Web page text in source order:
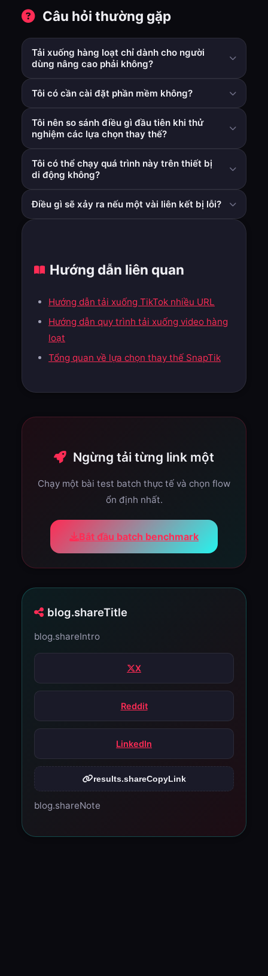
Câu hỏi thường gặp
Tải xuống hàng loạt chỉ dành cho người
dùng nâng cao phải không?
Không. Ngay cả người dùng thông thường cũng được
hưởng lợi khi họ cần xử lý nhiều liên kết trong một
phiên.
Tôi có cần cài đặt phần mềm không?
Không. Quy trình công việc cốt lõi chạy trong trình
duyệt mà không cần cài đặt các công cụ trên máy tính
để bàn.
Tôi nên so sánh điều gì đầu tiên khi thử
nghiệm các lựa chọn thay thế?
Bắt đầu với thời gian hoàn thành mỗi đợt, số lần thử lại
và tính nhất quán đầu ra.
Tôi có thể chạy quá trình này trên thiết bị
di động không?
Có, nhưng đối với các nhóm lớn hơn, nhiều nhóm thích
máy tính để bàn hơn để quản lý liên kết dễ dàng hơn.
Điều gì sẽ xảy ra nếu một vài liên kết bị lỗi?
Chỉ thử lại các mục không thành công. Bạn thường
Hướng dẫn liên quan
Hướng dẫn tải xuống TikTok nhiều URL
Hướng dẫn quy trình tải xuống video hàng
loạt
Tổng quan về lựa chọn thay thế SnapTik
Ngừng tải từng link một
Chạy một bài test batch thực tế và chọn flow
ổn định nhất.
Bắt đầu batch benchmark
blog.shareTitle
blog.shareIntro
X
Reddit
LinkedIn
results.shareCopyLink
blog.shareNote